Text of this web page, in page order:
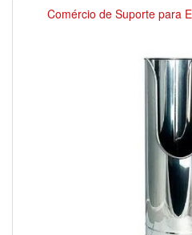
Comércio de Suporte para